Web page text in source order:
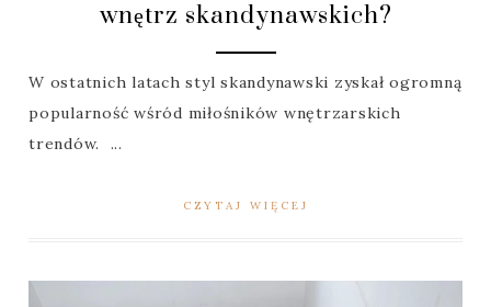
wnętrz skandynawskich?
W ostatnich latach styl skandynawski zyskał ogromną
popularność wśród miłośników wnętrzarskich
trendów. ...
CZYTAJ WIĘCEJ